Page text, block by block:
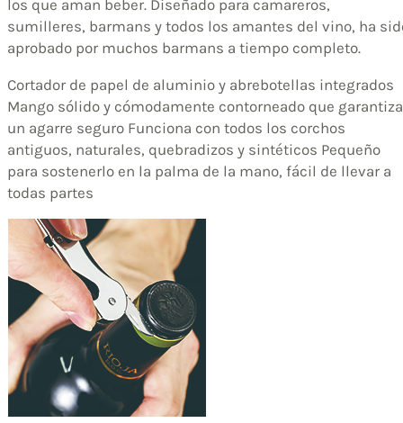
los que aman beber. Diseñado para camareros,
sumilleres, barmans y todos los amantes del vino, ha
aprobado por muchos barmans a tiempo completo.
Cortador de papel de aluminio y abrebotellas integrados
Mango sólido y cómodamente contorneado que garantiza
un agarre seguro Funciona con todos los corchos
antiguos, naturales, quebradizos y sintéticos Pequeño
para sostenerlo en la palma de la mano, fácil de llevar a
todas partes